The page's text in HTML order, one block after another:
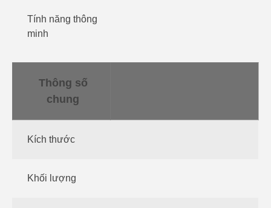
Tính năng thông
minh
Thông số
chung
Kích thước
Khối lượng